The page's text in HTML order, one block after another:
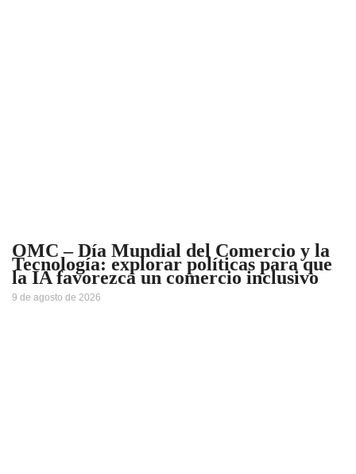
OMC – Día Mundial del Comercio y la
Tecnología: explorar políticas para que
la IA favorezca un comercio inclusivo
9 de agosto de 2026